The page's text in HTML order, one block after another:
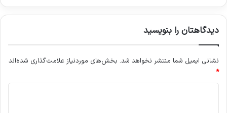
ی
س
ت
دیدگاهتان را بنویسید
نشانی ایمیل شما منتشر نخواهد شد. بخش‌های موردنیاز علامت‌گذاری شده‌اند
*